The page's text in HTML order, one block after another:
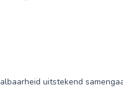
uitstekend